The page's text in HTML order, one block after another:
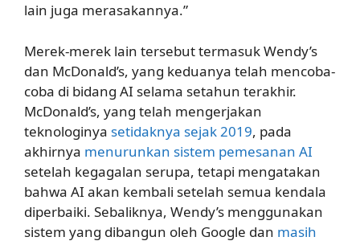
lain juga merasakannya.”
Merek-merek lain tersebut termasuk Wendy’s
dan McDonald’s, yang keduanya telah mencoba-
coba di bidang AI selama setahun terakhir.
McDonald’s, yang telah mengerjakan
teknologinya setidaknya sejak 2019, pada
akhirnya menurunkan sistem pemesanan AI
setelah kegagalan serupa, tetapi mengatakan
bahwa AI akan kembali setelah semua kendala
diperbaiki. Sebaliknya, Wendy’s menggunakan
sistem yang dibangun oleh Google dan masih